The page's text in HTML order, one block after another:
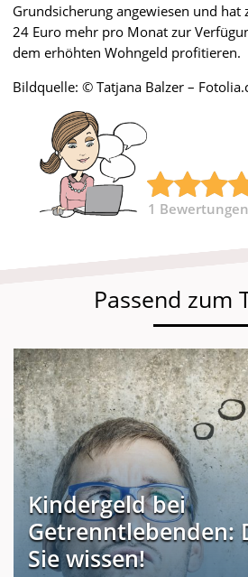
Grundsicherung angewiesen und hat
24 Euro mehr pro Monat zur
dem erhöhten Wohngeld profitieren.
Bildquelle: © Tatjana Balzer –
1 Bewertungen
Passend zum
Kindergeld bei
Getrenntlebenden:
Sie wissen!